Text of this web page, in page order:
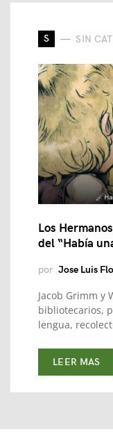
S SIN
Los
del “Había
por Jose Luis
Jacob Grimm y
bibliotecarios,
lengua,
LEER MAS